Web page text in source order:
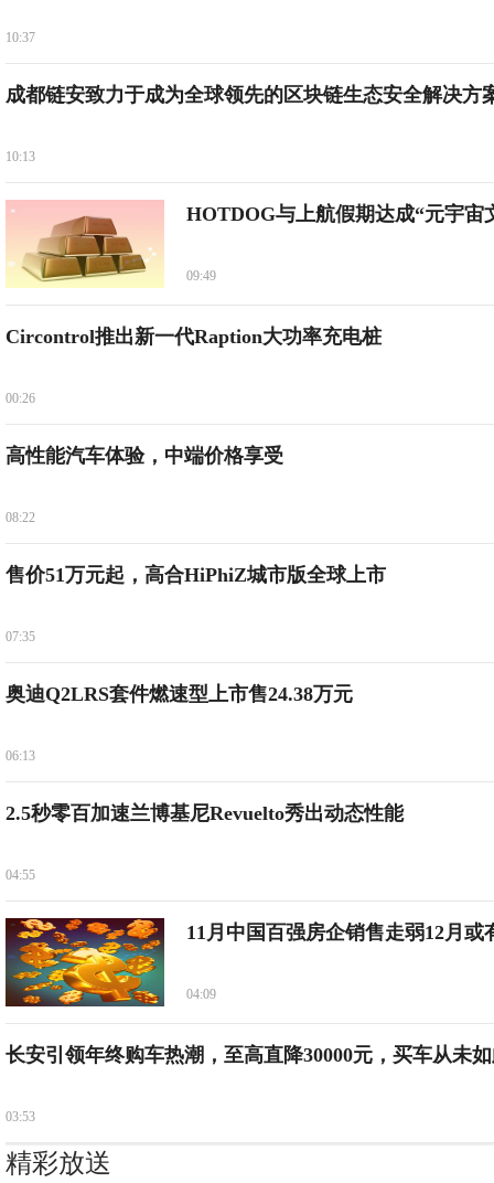
10:37
成都链安致力于成为全球领先的区块链生态安全解决方
10:13
HOTDOG与上航假期达成“元宇宙
09:49
Circontrol推出新一代Raption大功率充电桩
00:26
高性能汽车体验，中端价格享受
08:22
售价51万元起，高合HiPhiZ城市版全球上市
07:35
奥迪Q2LRS套件燃速型上市售24.38万元
06:13
2.5秒零百加速兰博基尼Revuelto秀出动态性能
04:55
11月中国百强房企销售走弱12月或
04:09
长安引领年终购车热潮，至高直降30000元，买车从未
03:53
精彩放送